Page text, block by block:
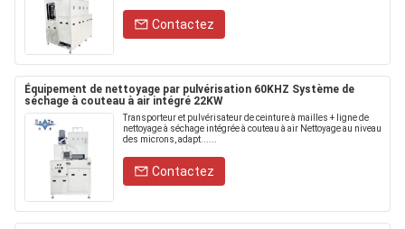
Contactez
Équipement de nettoyage par pulvérisation 60KHZ Système de
séchage à couteau à air intégré 22KW
Transporteur et pulvérisateur de ceinture à mailles + ligne de
nettoyage à séchage intégrée à couteau à air Nettoyage au niveau
des microns, adapt......
Contactez